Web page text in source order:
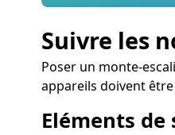
Suivre les
Poser un monte-
appareils doivent
Eléments